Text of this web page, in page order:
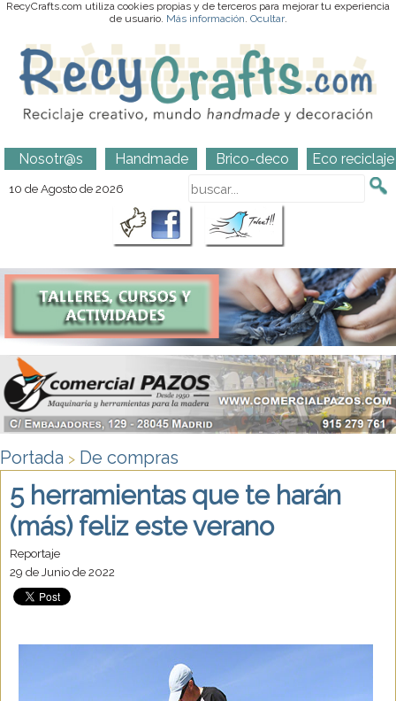
RecyCrafts.com utiliza cookies propias y de terceros para mejorar tu experiencia
de usuario. Más información. Ocultar.
Nosotr@s Handmade Brico-deco Eco reciclaje
10 de Agosto de 2026
Portada > De compras
5 herramientas que te harán
(más) feliz este verano
Reportaje
29 de Junio de 2022